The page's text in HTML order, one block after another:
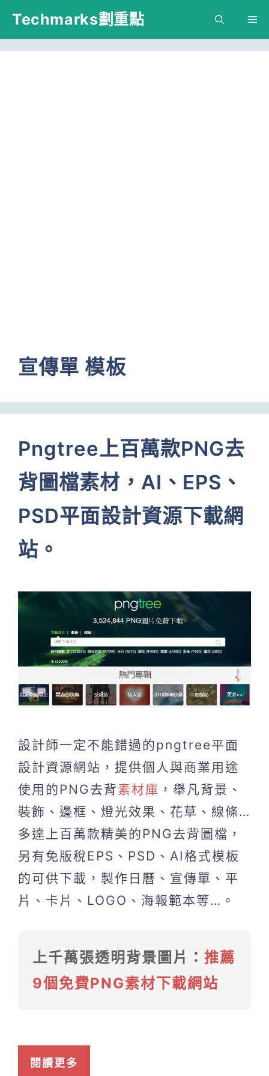
跳
主
Techmarks劃重點
宣傳單 模板
Pngtree上百萬款PNG去
背圖檔素材，AI、EPS、
PSD平面設計資源下載網
站。
設計師一定不能錯過的pngtree平面
設計資源網站，提供個人與商業用途
使用的PNG去背素材庫 ，舉凡背景、
裝飾、邊框、燈光效果、花草、線條…
多達上百萬款精美的PNG去背圖檔，
另有免版稅EPS、PSD、AI格式模板
的可供下載，製作日曆、宣傳單、平
片、卡片、LOGO、海報範本等…。
上千萬張透明背景圖片： 推薦
9個免費PNG素材下載網站
閱讀更多